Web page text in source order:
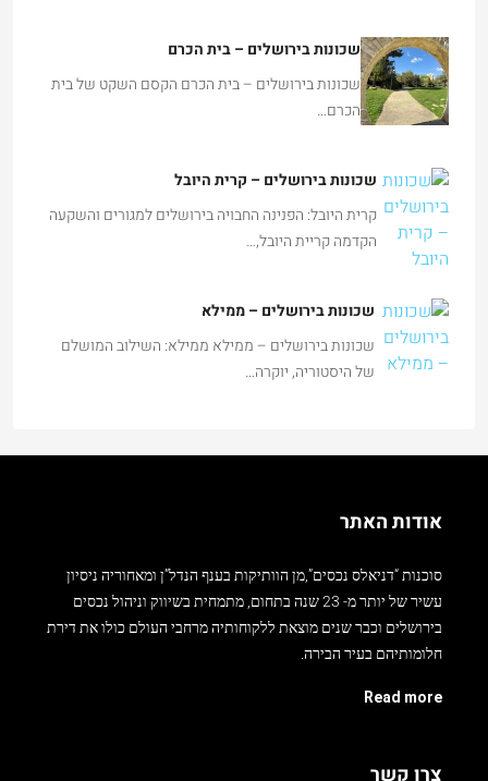
שכונות בירושלים – בית הכרם
שכונות בירושלים – בית הכרם הקסם השקט של בית
הכרם…
שכונות בירושלים – קרית היובל
קרית היובל: הפנינה החבויה בירושלים למגורים והשקעה
הקדמה קריית היובל,…
שכונות בירושלים – ממילא
שכונות בירושלים – ממילא ממילא: השילוב המושלם
של היסטוריה, יוקרה…
אודות האתר
סוכנות “דניאלס נכסים”,מן הוותיקות בענף הנדל”ן ומאחוריה ניסיון
עשיר של יותר מ- 23 שנה בתחום, מתמחית בשיווק וניהול נכסים
בירושלים וכבר שנים מוצאת ללקוחותיה מרחבי העולם כולו את דירת
חלומותיהם בעיר הבירה.
Read more
צרו קשר